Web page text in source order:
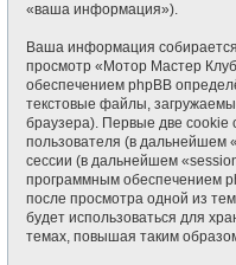
«ваша информация»).
Ваша информация
просмотр «Мотор Мастер
обеспечением phpBB
текстовые файлы,
браузера). Первые две cookie
пользователя (в дальнейшем
сессии (в дальнейшем
программным обеспечением
после просмотра одной из
будет использоваться для
темах, повышая таким